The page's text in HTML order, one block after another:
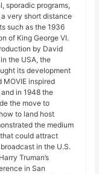
sporadic programs,
very short distance
such as the 1936
of King George VI.
by David
the USA, the
its development
MOVIE inspired
in 1948 the
the move to
to land host
the medium
could attract
in the U.S.
Truman’s
in San